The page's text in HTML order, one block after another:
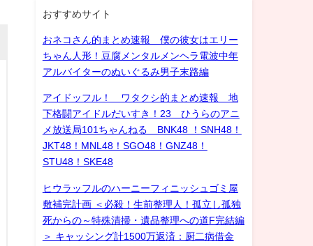
おすすめサイト
おネコさん的まとめ速報 僕の彼女はエリー
ちゃん人形！豆腐メンタルメンヘラ電波中年
アルバイターのぬいぐるみ男子末路編
アイドッフル！ ワタクシ的まとめ速報 地
下格闘アイドルだいすき！23 ひうらのアニ
メ放送局101ちゃんねる BNK48 ！SNH48！
JKT48！MNL48！SGO48！GNZ48！
STU48！SKE48
ヒウラッフルのハーニーフィニッシュゴミ屋
敷補完計画 ＜必殺！生前整理人！孤立し孤独
死からの～特殊清掃・遺品整理への道F完結編
＞ キャッシング計1500万返済：厨二病借金